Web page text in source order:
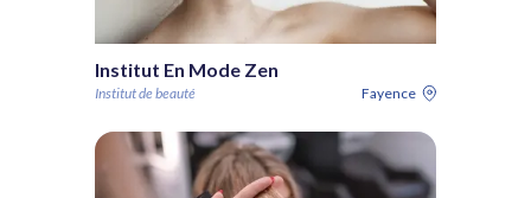
Institut En Mode Zen
Institut de beauté Fayence